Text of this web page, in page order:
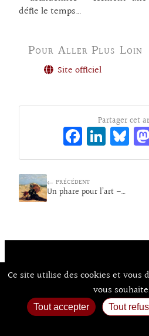
défie le temps…
Pour Aller Plus Loin
Site officiel
Partager cet
Fa
ce
bo
o
Li
n
dI
Bl
ue
← PRÉCÉDENT
Un phare pour l’art – L’Académie Julian à Honfleur (1949-1957)
Contact
Ce site utilise des cookies et vous
vous
Tout accepter Tout